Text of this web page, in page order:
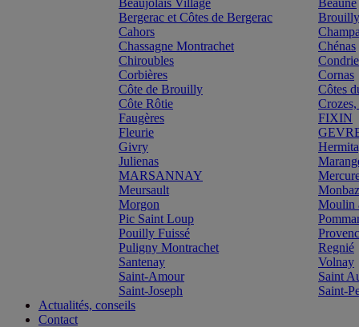
Bergerac et Côtes de Bergerac
Brouilly
Cahors
Chassagne Montrachet
Chénas
Chiroubles
Corbières
Cornas
Côte de Brouilly
Côtes
Côte Rôtie
Faugères
FIXIN
Fleurie
Givry
Julienas
MARSANNAY
Meursault
Morgon
Moulin
Pic Saint Loup
Pouilly Fuissé
Puligny Montrachet
Regnié
Santenay
Volnay
Saint-Amour
Saint
Saint-Joseph
Saint-
Actualités, conseils
Contact